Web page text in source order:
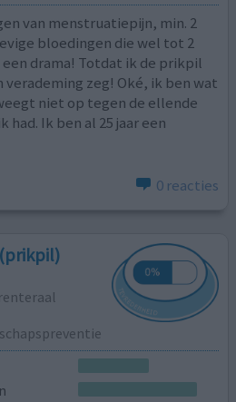
van menstruatiepijn, min. 2
bloedingen die wel tot 2
drama! Totdat ik de prikpil
zeg! Oké, ik ben wat
niet op tegen de ellende
Ik ben al 25 jaar een
0 reacties